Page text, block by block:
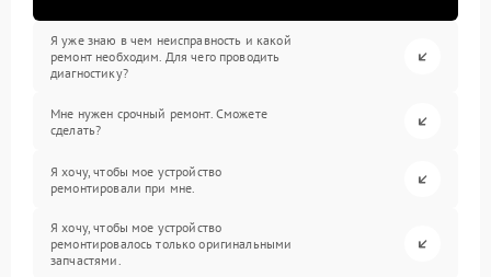
Я уже знаю в чем неисправность и какой
ремонт необходим. Для чего проводить
диагностику?
Мне нужен срочный ремонт. Сможете
сделать?
Я хочу, чтобы мое устройство
ремонтировали при мне.
Я хочу, чтобы мое устройство
ремонтировалось только оригинальными
запчастями.